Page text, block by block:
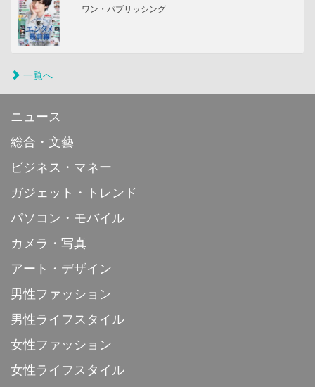
ワン・パブリッシング
一覧へ
ニュース
総合・文藝
ビジネス・マネー
ガジェット・トレンド
パソコン・モバイル
カメラ・写真
アート・デザイン
男性ファッション
男性ライフスタイル
女性ファッション
女性ライフスタイル